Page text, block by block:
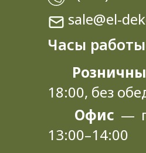
sale@el-
Часы
18:00, без
Офис —
13:00–14:00